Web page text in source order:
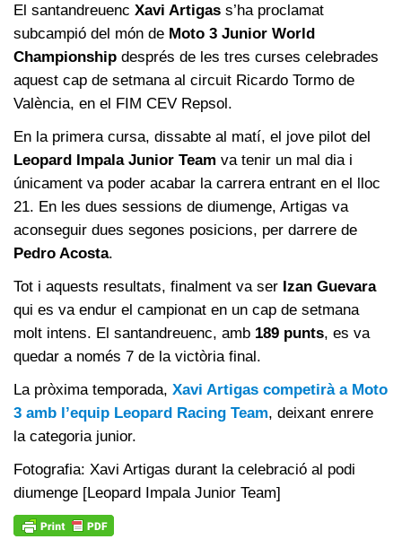
El santandreuenc Xavi Artigas s’ha proclamat
subcampió del món de Moto 3 Junior World
Championship després de les tres curses celebrades
aquest cap de setmana al circuit Ricardo Tormo de
València, en el FIM CEV Repsol.
En la primera cursa, dissabte al matí, el jove pilot del
Leopard Impala Junior Team va tenir un mal dia i
únicament va poder acabar la carrera entrant en el lloc
21. En les dues sessions de diumenge, Artigas va
aconseguir dues segones posicions, per darrere de
Pedro Acosta.
Tot i aquests resultats, finalment va ser Izan Guevara
qui es va endur el campionat en un cap de setmana
molt intens. El santandreuenc, amb 189 punts, es va
quedar a només 7 de la victòria final.
La pròxima temporada, Xavi Artigas competirà a Moto
3 amb l’equip Leopard Racing Team, deixant enrere
la categoria junior.
Fotografia: Xavi Artigas durant la celebració al podi
diumenge [Leopard Impala Junior Team]